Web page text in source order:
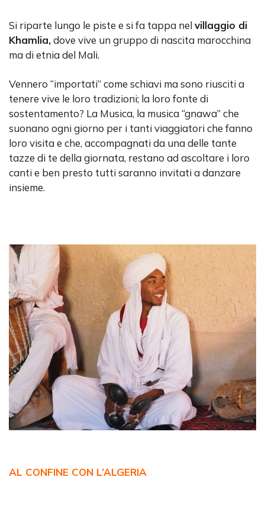
Si riparte lungo le piste e si fa tappa nelvillaggio di
Khamlia,dove vive un gruppo di nascita marocchina
ma di etnia del Mali.
Vennero “importati” come schiavi ma sono riusciti a
tenere vive le loro tradizioni; la loro fonte di
sostentamento? La Musica, la musica “gnawa” che
suonano ogni giorno per i tanti viaggiatori che fanno
loro visita e che, accompagnati da una delle tante
tazze di te della giornata, restano ad ascoltare i loro
canti e ben presto tutti saranno invitati a danzare
insieme.
AL CONFINE CON L’ALGERIA